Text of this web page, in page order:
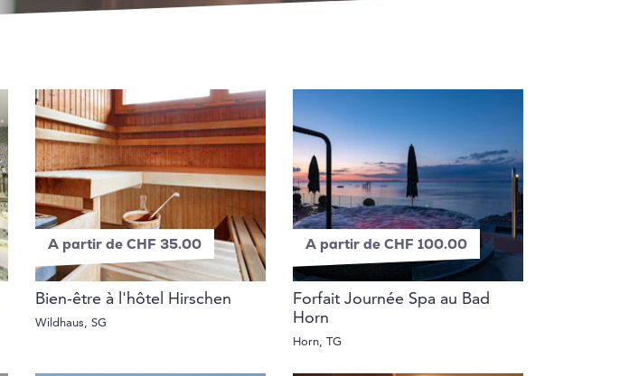
A partir de CHF 35.00
Bien-être à l'hôtel Hirschen
Wildhaus, SG
A partir de CHF 100.00
Forfait Journée Spa au Bad
Horn
Horn, TG